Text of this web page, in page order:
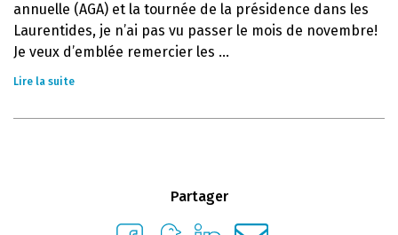
annuelle (AGA) et la tournée de la présidence dans les
Laurentides, je n’ai pas vu passer le mois de novembre!
Je veux d’emblée remercier les ...
Lire la suite
Partager